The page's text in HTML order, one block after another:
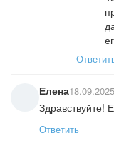
Елена
Здравствуйте!
Ответить